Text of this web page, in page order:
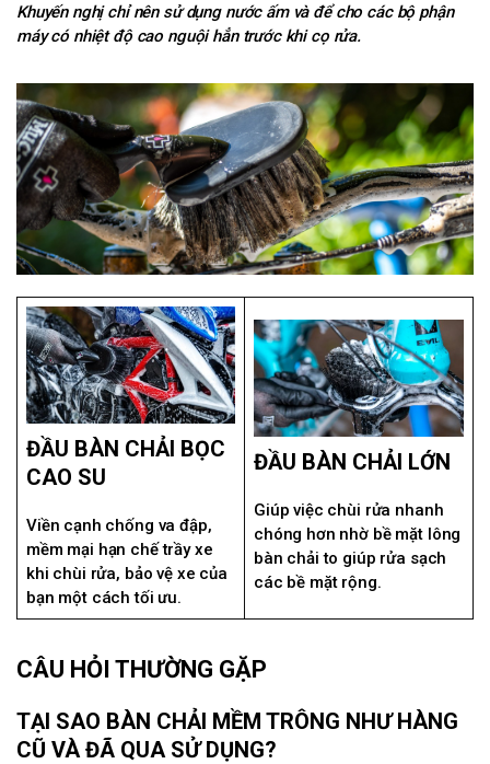
Khuyến nghị chỉ nên sử dụng nước ấm và để cho các bộ phận
máy có nhiệt độ cao nguội hẳn trước khi cọ rửa.
ĐẦU BÀN CHẢI BỌC
CAO SU
Viền cạnh chống va đập,
mềm mại hạn chế trầy xe
khi chùi rửa, bảo vệ xe của
bạn một cách tối ưu.
ĐẦU BÀN CHẢI LỚN
Giúp việc chùi rửa nhanh
chóng hơn nhờ bề mặt lông
bàn chải to giúp rửa sạch
các bề mặt rộng.
CÂU HỎI THƯỜNG GẶP
TẠI SAO BÀN CHẢI MỀM TRÔNG NHƯ HÀNG
CŨ VÀ ĐÃ QUA SỬ DỤNG?